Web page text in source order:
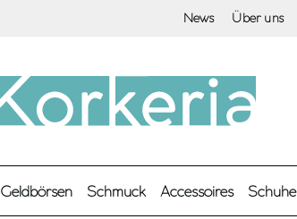
News Über uns
Geldbörsen Schmuck Accessoires Schuhe